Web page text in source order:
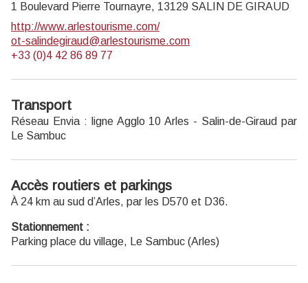
1 Boulevard Pierre Tournayre, 13129 SALIN DE GIRAUD
http://www.arlestourisme.com/
ot-salindegiraud@arlestourisme.com
+33 (0)4 42 86 89 77
Transport
Réseau Envia : ligne Agglo 10 Arles - Salin-de-Giraud par
Le Sambuc
Accès routiers et parkings
À 24 km au sud d’Arles, par les D570 et D36.
Stationnement :
Parking place du village, Le Sambuc (Arles)